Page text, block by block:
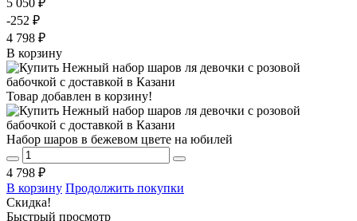
-252 ₽
4 798 ₽
В корзину
Товар добавлен в корзину!
Набор шаров в бежевом цвете на юбилей
4 798 ₽
В корзину Продолжить покупки
Скидка!
Быстрый просмотр